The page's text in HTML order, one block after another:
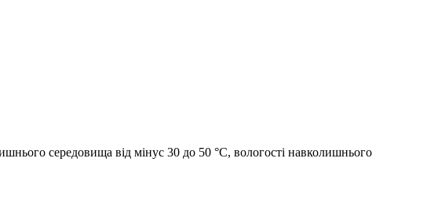
середовища від мінус 30 до 50 °С, вологості навколишнього